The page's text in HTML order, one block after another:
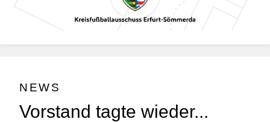
NEWS
Vorstand tagte wieder...